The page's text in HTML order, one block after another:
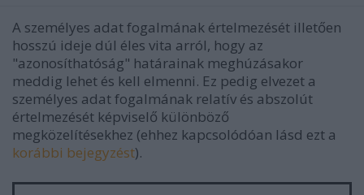
A személyes adat fogalmának értelmezését illetően
hosszú ideje dúl éles vita arról, hogy az
"azonosíthatóság" határainak meghúzásakor
meddig lehet és kell elmenni. Ez pedig elvezet a
személyes adat fogalmának relatív és abszolút
értelmezését képviselő különböző
megközelítésekhez (ehhez kapcsolódóan lásd ezt a
korábbi bejegyzést).